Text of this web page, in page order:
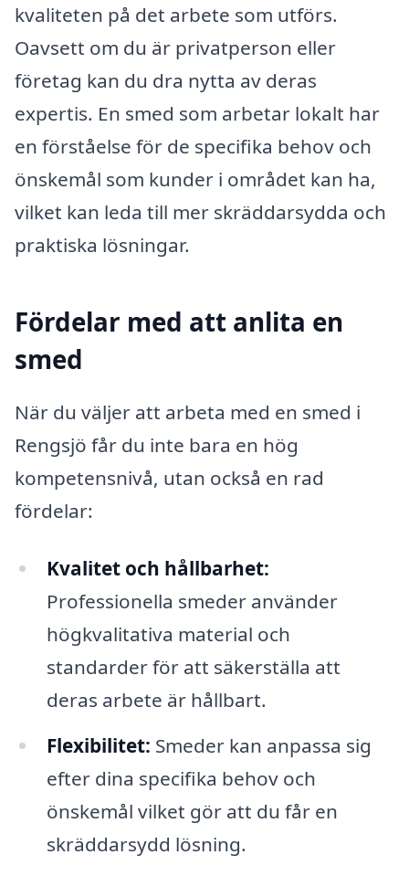
kvaliteten på det arbete som utförs.
Oavsett om du är privatperson eller
företag kan du dra nytta av deras
expertis. En smed som arbetar lokalt har
en förståelse för de specifika behov och
önskemål som kunder i området kan ha,
vilket kan leda till mer skräddarsydda och
praktiska lösningar.
Fördelar med att anlita en
smed
När du väljer att arbeta med en smed i
Rengsjö får du inte bara en hög
kompetensnivå, utan också en rad
fördelar:
Kvalitet och hållbarhet:
Professionella smeder använder
högkvalitativa material och
standarder för att säkerställa att
deras arbete är hållbart.
Flexibilitet: Smeder kan anpassa sig
efter dina specifika behov och
önskemål vilket gör att du får en
skräddarsydd lösning.